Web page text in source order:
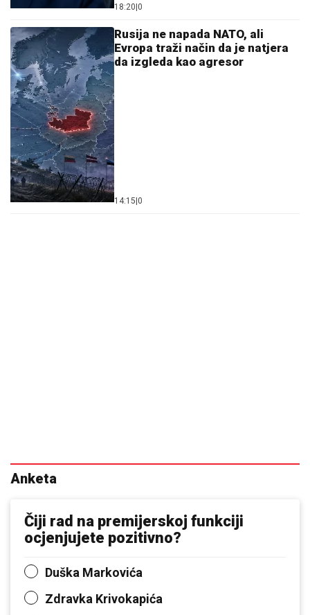
18:20|0
Rusija ne napada NATO, ali
Evropa traži način da je natjera
da izgleda kao agresor
14:15|0
Anketa
Čiji rad na premijerskoj funkciji
ocjenjujete pozitivno?
Duška Markovića
Zdravka Krivokapića